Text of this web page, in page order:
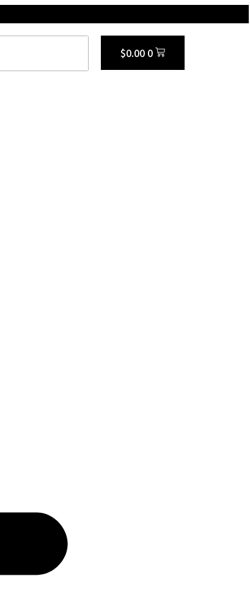
$0.00 0